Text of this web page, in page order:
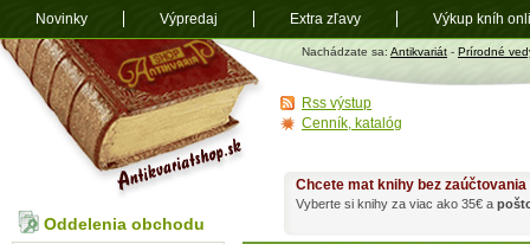
Antikvariát
shop.sk
Nachádzate sa: Antikvariát - Prírodné
Chcete mat knihy bez
Vyberte si knihy za viac ako 35€ a
Oddelenia obchodu
Rss výstup
Cenník, katalóg
Novinky Výpredaj Extra zľavy Výkup kníh